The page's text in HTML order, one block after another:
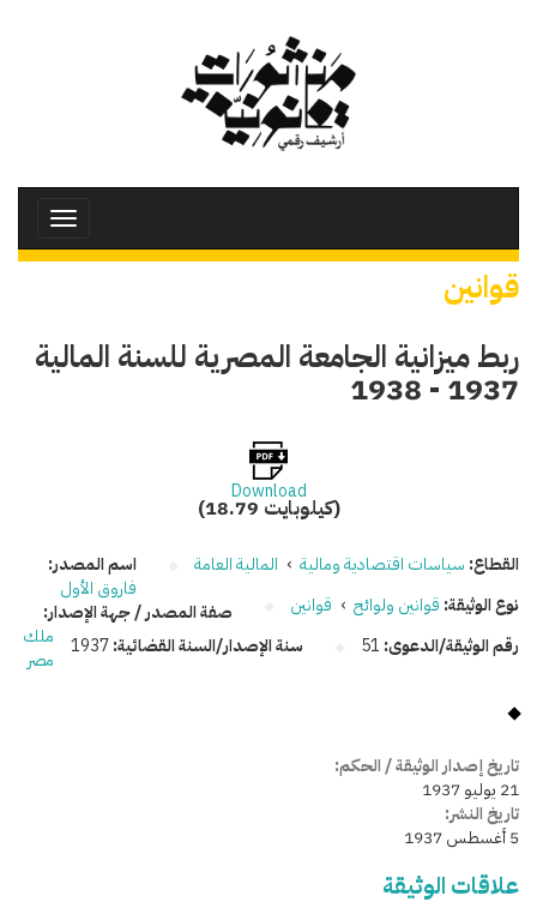
Toggle
قوانين
ربط ميزانية الجامعة المصرية للسنة المالية
1937 - 1938
Download
(18.79 كيلوبايت)
القطاع: سياسات اقتصادية ومالية › المالية العامة
نوع الوثيقة: قوانين ولوائح › قوانين
رقم الوثيقة/الدعوى: 51 سنة الإصدار/السنة القضائية:1937
اسم المصدر:
فاروق الأول
صفة المصدر / جهة الإصدار:
ملك
مصر
تاريخ إصدار الوثيقة / الحكم:
21 يوليو 1937
تاريخ النشر:
5 أغسطس 1937
علاقات الوثيقة